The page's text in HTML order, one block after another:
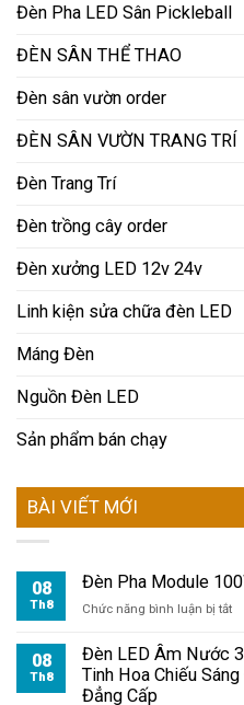
Đèn Pha LED Sân Pickleball
ĐÈN SÂN THỂ THAO
Đèn sân vườn order
ĐÈN SÂN VƯỜN TRANG TRÍ
Đèn Trang Trí
Đèn trồng cây order
Đèn xưởng LED 12v 24v
Linh kiện sửa chữa đèn LED
Máng Đèn
Nguồn Đèn LED
Sản phẩm bán chạy
BÀI VIẾT MỚI
08
Th8
Đèn Pha Module
Chức năng bình luận bị tắtở
08
Th8
Đèn LED Âm Nước
Tinh Hoa Chiếu
Đẳng Cấp